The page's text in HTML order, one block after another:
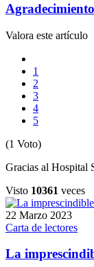
Valora este artículo
1
2
3
4
5
(1 Voto)
Gracias al Hospital
Visto 10361 veces
22 Marzo 2023
Carta de lectores
La